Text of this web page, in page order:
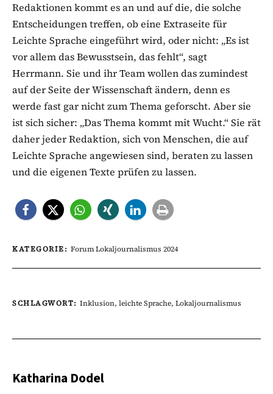
Redaktionen kommt es an und auf die, die solche
Entscheidungen treffen, ob eine Extraseite für
Leichte Sprache eingeführt wird, oder nicht: „Es ist
vor allem das Bewusstsein, das fehlt“, sagt
Herrmann. Sie und ihr Team wollen das zumindest
auf der Seite der Wissenschaft ändern, denn es
werde fast gar nicht zum Thema geforscht. Aber sie
ist sich sicher: „Das Thema kommt mit Wucht.“ Sie rät
daher jeder Redaktion, sich von Menschen, die auf
Leichte Sprache angewiesen sind, beraten zu lassen
und die eigenen Texte prüfen zu lassen.
KATEGORIE: Forum Lokaljournalismus 2024
SCHLAGWORT: Inklusion, leichte Sprache, Lokaljournalismus
Katharina Dodel